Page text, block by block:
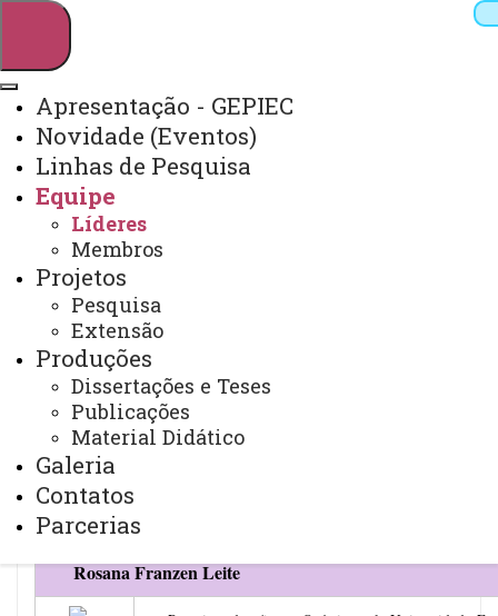
Webmail
Arquivo Virtual
Apresentação - GEPIEC
Novidade (Eventos)
Linhas de Pesquisa
Equipe
Líderes
Membros
Projetos
Pesquisa
Extensão
Produções
Dissertações e Teses
Publicações
Material Didático
Galeria
Contatos
Parcerias
Líderes
Rosana Franzen Leite